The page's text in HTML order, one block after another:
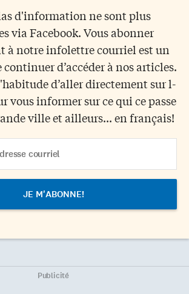
d'information ne sont plus
via Facebook. Vous abonner
à notre infolettre courriel est un
d’accéder à nos articles.
d’aller directement sur l-
vous informer sur ce qui ce passe
ville et ailleurs... en français!
Publicité